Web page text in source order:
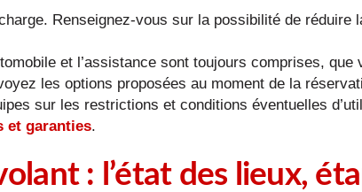
Renseignez-vous sur la possibilité de réduire
et l’assistance sont toujours comprises, que
les options proposées au moment de la
sur les restrictions et conditions éventuelles
et garanties.
: l’état des lieux,